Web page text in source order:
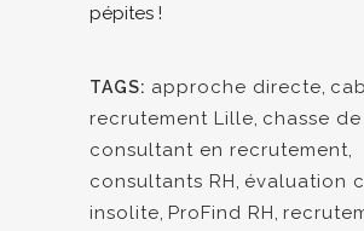
pépites !
TAGS: approche directe,
recrutement Lille, chasse
consultant en recrutement,
consultants RH, évaluation
insolite, ProFind RH,